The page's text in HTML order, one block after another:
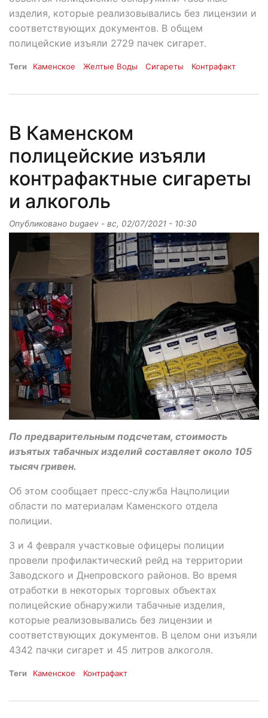
изделия, которые реализовывались без лицензии и
соответствующих документов. В общем
полицейские изъяли 2729 пачек сигарет.
Теги Каменское Желтые Воды Сигареты Контрафакт
В Каменском
полицейские изъяли
контрафактные сигареты
и алкоголь
Опубликовано bugaev - вс, 02/07/2021 - 10:30
По предварительным подсчетам, стоимость
изъятых табачных изделий составляет около 105
тысяч гривен.
Об этом сообщает пресс-служба Нацполиции
области по материалам Каменского отдела
полиции.
3 и 4 февраля участковые офицеры полиции
провели профилактический рейд на территории
Заводского и Днепровского районов. Во время
отработки в некоторых торговых объектах
полицейские обнаружили табачные изделия,
которые реализовывались без лицензии и
соответствующих документов. В целом они изъяли
4342 пачки сигарет и 45 литров алкоголя.
Теги Каменское Контрафакт